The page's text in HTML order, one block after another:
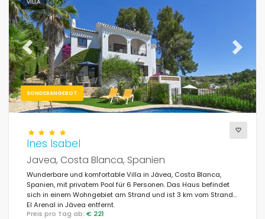
Waschmaschine
Offener Kamin (195)
Entfernungen
Komfort
Dienste
VILLA
SONDERANGEBOT
Previous Next
Ines Isabel
Javea, Costa Blanca, Spanien
Wunderbare und komfortable Villa in Jávea, Costa Blanca,
Spanien, mit privatem Pool für 6 Personen. Das Haus befindet
sich in einem Wohngebiet am Strand und ist 3 km vom Strand
El Arenal in Jávea entfernt.
Preis pro Tag ab: € 221